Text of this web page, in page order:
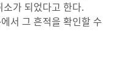
가 되었다고 한다.
에서 그 흔적을 확인할 수